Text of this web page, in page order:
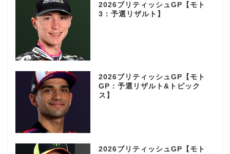
2026ブリティッシュGP【モト
3：予選リザルト】
2026ブリティッシュGP【モト
GP：予選リザルト&トピック
ス】
2026ブリティッシュGP【モト